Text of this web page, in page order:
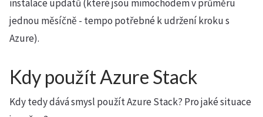
instalace updatů (které jsou mimochodem v průměru
jednou měsíčně - tempo potřebné k udržení kroku s
Azure).
Kdy použít Azure Stack
Kdy tedy dává smysl použít Azure Stack? Pro jaké situace